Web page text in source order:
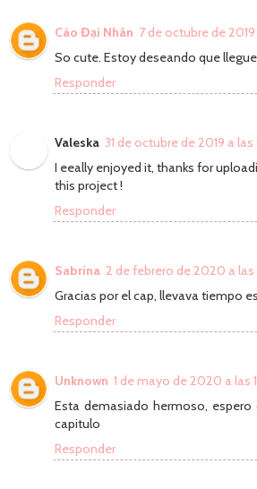
Cáo Đại Nhân 7 de octubre de 2019
So cute. Estoy deseando que
Responder
Valeska 31 de octubre de 2019 a las
I eeally enjoyed it, thanks for
this project !
Responder
Sabrina 2 de febrero de 2020 a las
Gracias por el cap, llevava tiempo
Responder
Unknown 1 de mayo de 2020 a las
Esta demasiado hermoso,
capitulo
Responder